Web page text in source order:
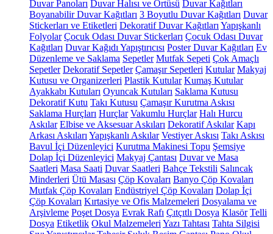
Duvar Panoları Duvar Halısı ve Örtüsü Duvar Kağıtları
Boyanabilir Duvar Kağıtları 3 Boyutlu Duvar Kağıtları Duvar
Stickerları ve Etiketleri Dekoratif Duvar Kağıtları Yapışkanlı
Folyolar Çocuk Odası Duvar Stickerları Çocuk Odası Duvar
Kağıtları Duvar Kağıdı Yapıştırıcısı Poster Duvar Kağıtları Ev
Düzenleme ve Saklama Sepetler Mutfak Sepeti Çok Amaçlı
Sepetler Dekoratif Sepetler Çamaşır Sepetleri Kutular Makyaj
Kutusu ve Organizerleri Plastik Kutular Kumaş Kutular
Ayakkabı Kutuları Oyuncak Kutuları Saklama Kutusu
Dekoratif Kutu Takı Kutusu Çamaşır Kurutma Askısı
Saklama Hurçları Hurçlar Vakumlu Hurçlar Halı Hurcu
Askılar Elbise ve Aksesuar Askıları Dekoratif Askılar Kapı
Arkası Askıları Yapışkanlı Askılar Vestiyer Askısı Takı Askısı
Bavul İçi Düzenleyici Kurutma Makinesi Topu Şemsiye
Dolap İçi Düzenleyici Makyaj Çantası Duvar ve Masa
Saatleri Masa Saati Duvar Saatleri Bahçe Tekstili Salıncak
Minderleri Ütü Masası Çöp Kovaları Banyo Çöp Kovaları
Mutfak Çöp Kovaları Endüstriyel Çöp Kovaları Dolap İçi
Çöp Kovaları Kırtasiye ve Ofis Malzemeleri Dosyalama ve
Arşivleme Poşet Dosya Evrak Rafı Çıtçıtlı Dosya Klasör Telli
Dosya Etiketlik Okul Malzemeleri Yazı Tahtası Tahta Silgisi